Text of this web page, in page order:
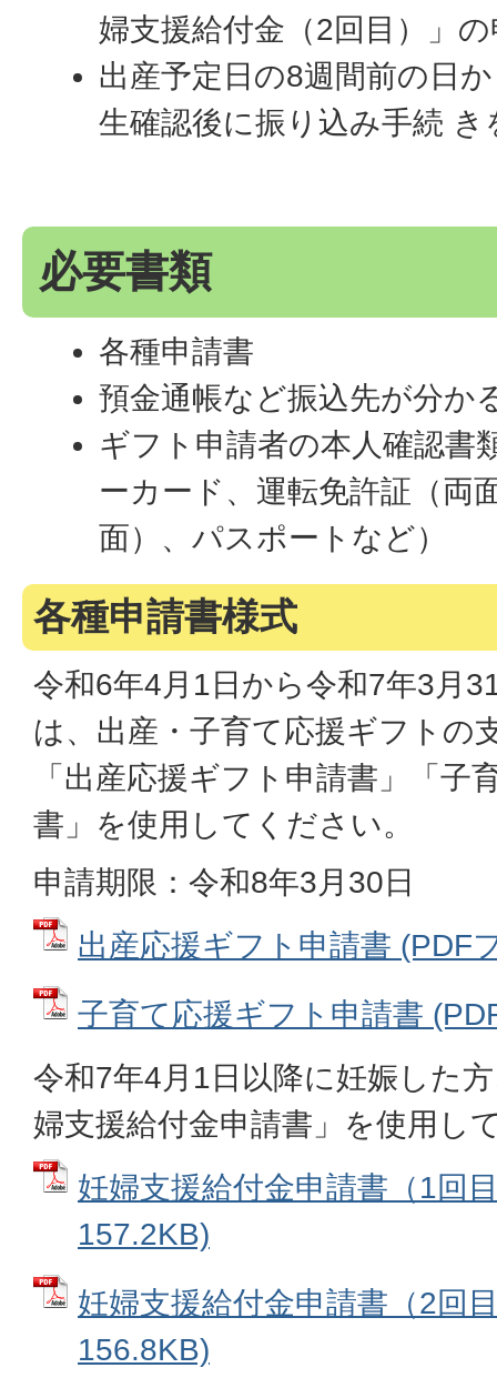
婦支援給付金（2回目）」
出産予定日の8週間前の日
生確認後に振り込み手続 き
必要書類
各種申請書
預金通帳など振込先が分か
ギフト申請者の本人確認書
ーカード、運転免許証（両
面）、パスポートなど）
各種申請書様式
令和6年4月1日から令和7年3月
は、出産・子育て応援ギフトの
「出産応援ギフト申請書」「子
書」を使用してください。
​​​​​申請期限：令和8年3月30日
出産応援ギフト申請書 (PDF
子育て応援ギフト申請書
令和7年4月1日以降に妊娠した
婦支援給付金申請書」を使用し
妊婦支援給付金申請書（1回
157.2KB)
妊婦支援給付金申請書（2回
156.8KB)